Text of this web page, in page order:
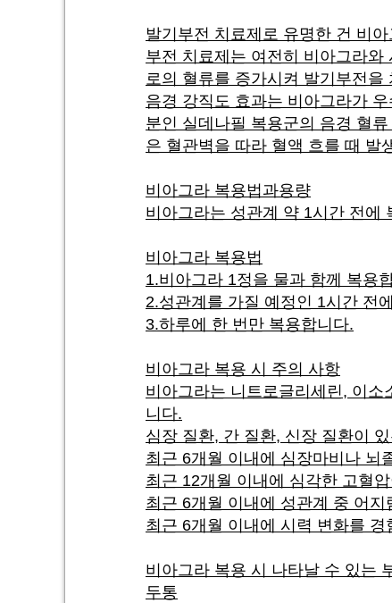
발기부전 치료제로 유명한 건 비
부전 치료제는 여전히 비아그라
로의 혈류를 증가시켜 발기부전을
음경 강직도 효과는 비아그라가
분인 실데나필 복용군의 음경 혈
은 혈관벽을 따라 혈액 흐를 때 발
비아그라 복용법과용량
비아그라는 성관계 약 1시간 전에
비아그라 복용법
1.비아그라 1정을 물과 함께 복용
2.성관계를 가질 예정인 1시간 전
3.하루에 한 번만 복용합니다.
비아그라 복용 시 주의 사항
비아그라는 니트로글리세린, 이
니다.
심장 질환, 간 질환, 신장 질환이
최근 6개월 이내에 심장마비나 뇌
최근 12개월 이내에 심각한 고혈
최근 6개월 이내에 성관계 중 어
최근 6개월 이내에 시력 변화를
비아그라 복용 시 나타날 수 있는
두통